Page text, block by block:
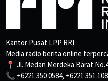
Kantor Pusat LPP RRI
Media radio berita online
📍 Jl. Medan Merdeka Barat
📞 +6221 350 0584, +6221 351